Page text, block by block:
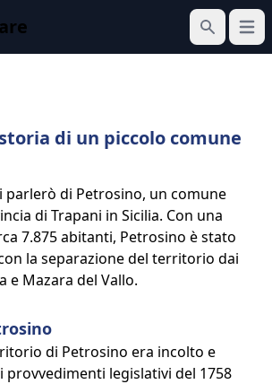
Cerca
Apri
di un piccolo comune
parlerò di Petrosino, un comune
di Trapani in Sicilia. Con una
7.875 abitanti, Petrosino è stato
la separazione del territorio dai
e Mazara del Vallo.
di Petrosino era incolto e
provvedimenti legislativi del 1758